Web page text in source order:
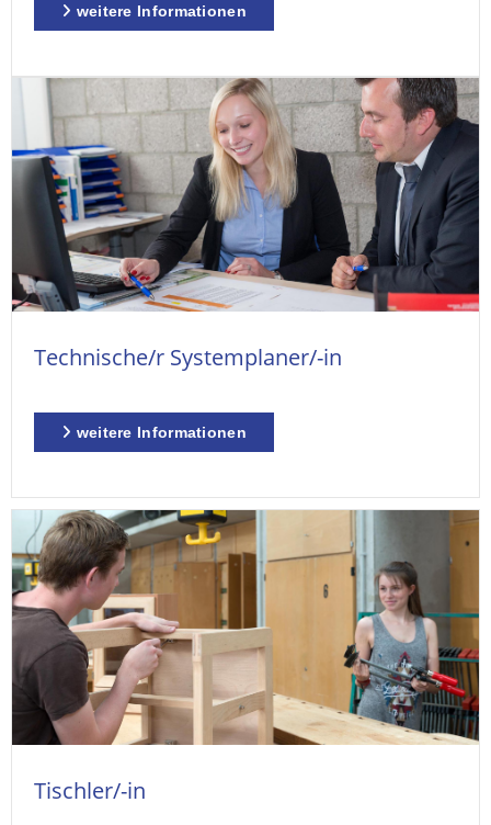
weitere Informationen
Technische/r Systemplaner/-in
weitere Informationen
Tischler/-in